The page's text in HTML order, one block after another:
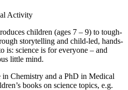
Activity
children (ages 7 – 9) to tough-
storytelling and child-led, hands-
is: science is for everyone – and
little mind.
in Chemistry and a PhD in Medical
books on science topics, e.g.